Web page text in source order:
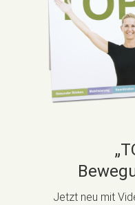
Jetzt neu mit